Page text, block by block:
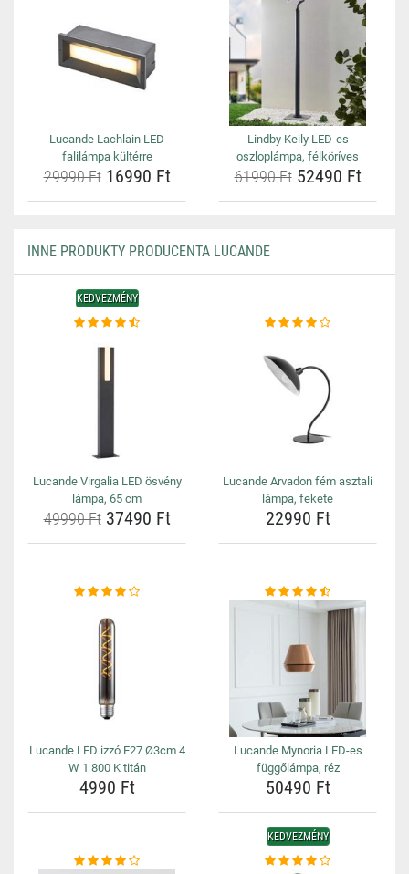
Lucande Lachlain LED
falilámpa kültérre
29990 Ft16990 Ft
Lindby Keily LED-es
oszloplámpa, félköríves
61990 Ft52490 Ft
INNE PRODUKTY PRODUCENTA LUCANDE
KEDVEZMÉNY
Lucande Virgalia LED ösvény
lámpa, 65 cm
49990 Ft37490 Ft
Lucande Arvadon fém asztali
lámpa, fekete
22990 Ft
Lucande LED izzó E27 Ø3cm 4
W 1 800 K titán
4990 Ft
Lucande Mynoria LED-es
függőlámpa, réz
50490 Ft
KEDVEZMÉNY